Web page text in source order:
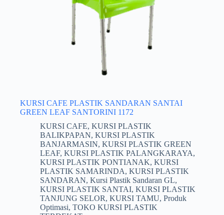
KURSI CAFE PLASTIK SANDARAN SANTAI
GREEN LEAF SANTORINI 1172
KURSI CAFE, KURSI PLASTIK
BALIKPAPAN, KURSI PLASTIK
BANJARMASIN, KURSI PLASTIK GREEN
LEAF, KURSI PLASTIK PALANGKARAYA,
KURSI PLASTIK PONTIANAK, KURSI
PLASTIK SAMARINDA, KURSI PLASTIK
SANDARAN, Kursi Plastik Sandaran GL,
KURSI PLASTIK SANTAI, KURSI PLASTIK
TANJUNG SELOR, KURSI TAMU, Produk
Optimasi, TOKO KURSI PLASTIK